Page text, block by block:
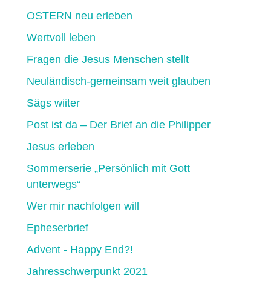
OSTERN neu erleben
Wertvoll leben
Fragen die Jesus Menschen stellt
Neuländisch-gemeinsam weit glauben
Sägs wiiter
Post ist da – Der Brief an die Philipper
Jesus erleben
Sommerserie „Persönlich mit Gott
unterwegs“
Wer mir nachfolgen will
Epheserbrief
Advent - Happy End?!
Jahresschwerpunkt 2021